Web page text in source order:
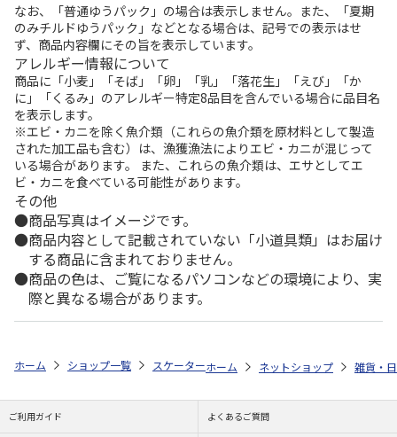
なお、「普通ゆうパック」の場合は表示しません。また、「夏期
のみチルドゆうパック」などとなる場合は、記号での表示はせ
ず、商品内容欄にその旨を表示しています。
アレルギー情報について
商品に「小麦」「そば」「卵」「乳」「落花生」「えび」「か
に」「くるみ」のアレルギー特定8品目を含んでいる場合に品目名
を表示します。
※エビ・カニを除く魚介類（これらの魚介類を原材料として製造
された加工品も含む）は、漁獲漁法によりエビ・カニが混じって
いる場合があります。 また、これらの魚介類は、エサとしてエ
ビ・カニを食べている可能性があります。
その他
商品写真はイメージです。
商品内容として記載されていない「小道具類」はお届け
する商品に含まれておりません。
商品の色は、ご覧になるパソコンなどの環境により、実
際と異なる場合があります。
ホーム ショップ一覧 スケーター トラベルセット ミニーマウス
ホーム ネットショップ 雑貨・
ご利用ガイド よくあるご質問